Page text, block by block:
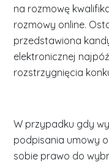
na rozmowę
rozmowy online.
przedstawiona
elektronicznej
rozstrzygnięcia
W przypadku gdy
podpisania umowy
sobie prawo do